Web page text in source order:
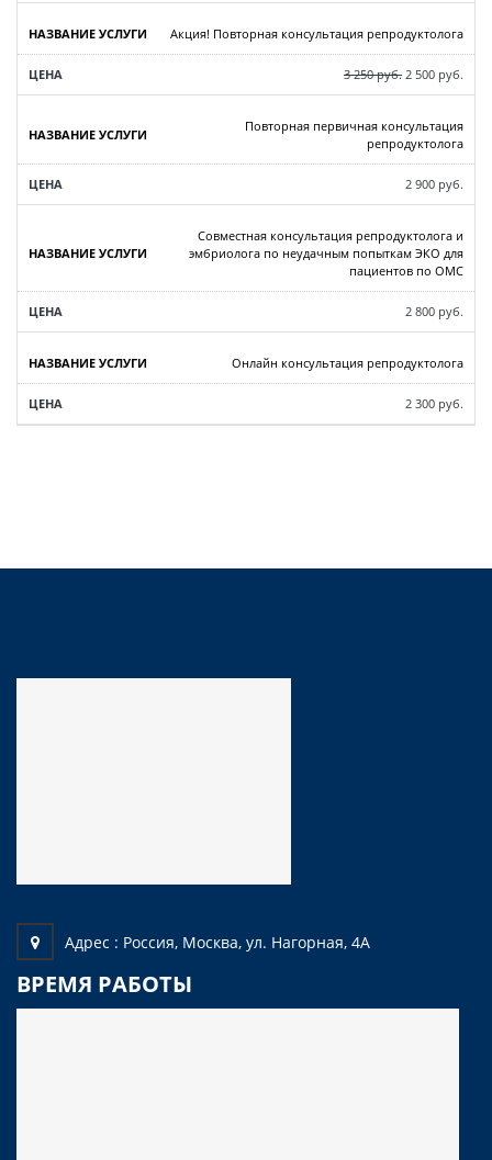
Акция! Повторная консультация репродуктолога
3 250 руб. 2 500 руб.
Повторная первичная консультация
репродуктолога
2 900 руб.
Совместная консультация репродуктолога и
эмбриолога по неудачным попыткам ЭКО для
пациентов по ОМС
2 800 руб.
Онлайн консультация репродуктолога
2 300 руб.
Адрес : Россия, Москва, ул. Нагорная, 4А
ВРЕМЯ РАБОТЫ